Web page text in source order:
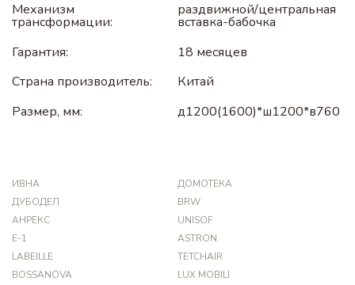
Механизм
трансформации:
раздвижной/центральная
вставка-бабочка
Гарантия:
18 месяцев
Страна производитель:
Китай
Размер, мм:
д1200(1600)*ш1200*в760
ИВНА
ДОМОТЕКА
ДУБОДЕЛ
BRW
АНРЕКС
UNISOF
Е-1
ASTRON
LABEILLE
TETCHAIR
BOSSANOVA
LUX MOBILI